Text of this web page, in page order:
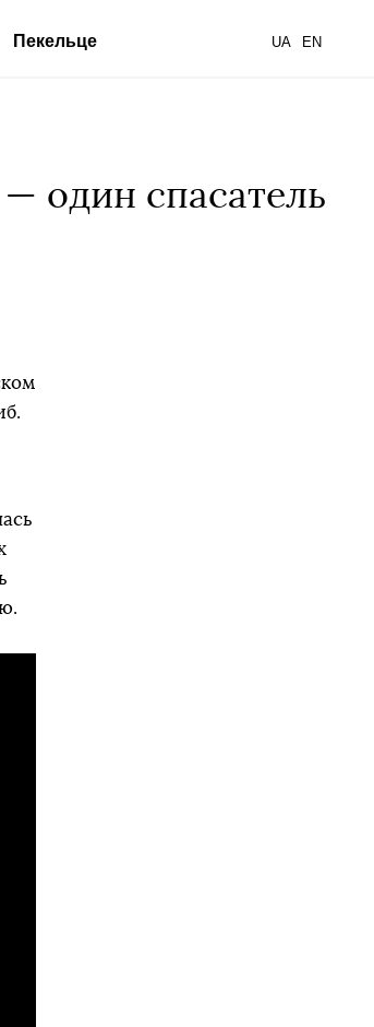
UA EN
Пекельце
один спасатель